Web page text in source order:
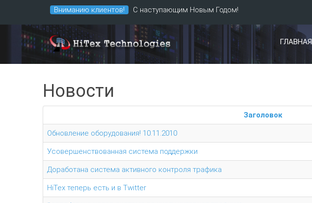
Вниманию клиентов! С наступающим Новым Годом!
ГЛАВНАЯ
Новости
Заголовок
Обновление оборудования! 10.11.2010
Усовершенствованная система поддержки
Доработана система активного контроля трафика
HiTex теперь есть и в Twitter